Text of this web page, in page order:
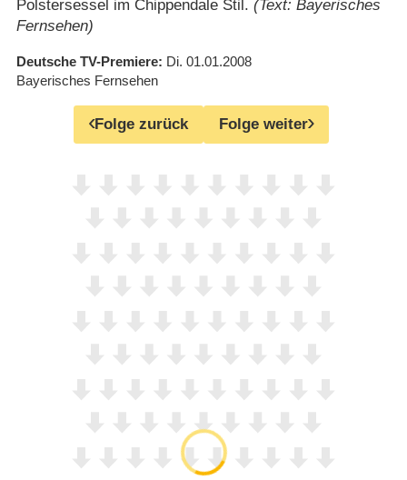
Polstersessel im Chippendale Stil. (Text: Bayerisches
Fernsehen)
Deutsche TV-Premiere Di. 01.01.2008
Bayerisches Fernsehen
Folge zurück Folge weiter